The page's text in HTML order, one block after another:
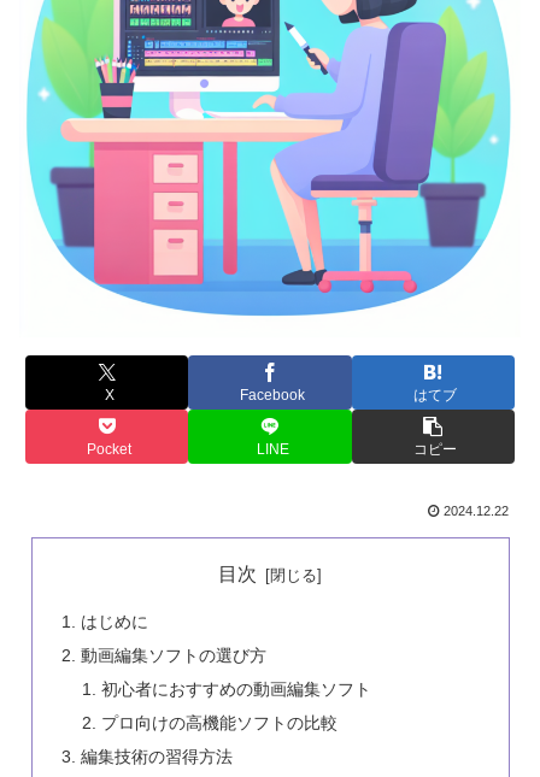
X Facebook はてブ
Pocket LINE コピー
2024.12.22
目次
はじめに
動画編集ソフトの選び方
初心者におすすめの動画編集ソフト
プロ向けの高機能ソフトの比較
編集技術の習得方法